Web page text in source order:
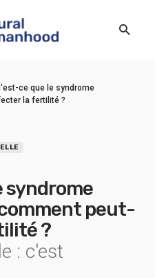
ce que le syndrome
la fertilité ?
syndrome
peut-
?
: c'est